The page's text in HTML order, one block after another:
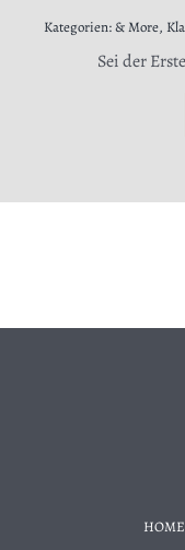
Kategorien:& More,
Sei der
HOME